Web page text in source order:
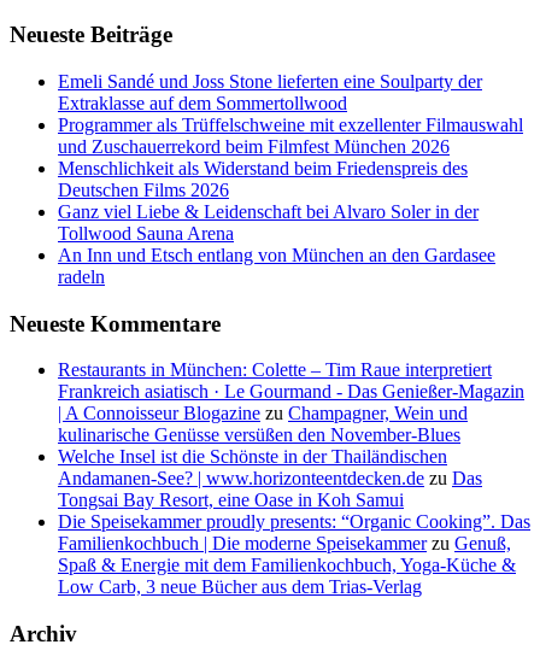
Neueste Beiträge
Emeli Sandé und Joss Stone lieferten eine Soulparty der
Extraklasse auf dem Sommertollwood
Programmer als Trüffelschweine mit exzellenter Filmauswahl
und Zuschauerrekord beim Filmfest München 2026
Menschlichkeit als Widerstand beim Friedenspreis des
Deutschen Films 2026
Ganz viel Liebe & Leidenschaft bei Alvaro Soler in der
Tollwood Sauna Arena
An Inn und Etsch entlang von München an den Gardasee
radeln
Neueste Kommentare
Restaurants in München: Colette – Tim Raue interpretiert
Frankreich asiatisch · Le Gourmand - Das Genießer-Magazin
| A Connoisseur Blogazine zu Champagner, Wein und
kulinarische Genüsse versüßen den November-Blues
Welche Insel ist die Schönste in der Thailändischen
Andamanen-See? | www.horizonteentdecken.de zu Das
Tongsai Bay Resort, eine Oase in Koh Samui
Die Speisekammer proudly presents: “Organic Cooking”. Das
Familienkochbuch | Die moderne Speisekammerzu Genuß,
Spaß & Energie mit dem Familienkochbuch, Yoga-Küche &
Low Carb, 3 neue Bücher aus dem Trias-Verlag
Archiv